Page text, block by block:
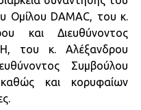
Ομίλου DAMAC, του κ.
και Διευθύνοντος
του κ. Αλέξανδρου
Συμβούλου
και κορυφαίων